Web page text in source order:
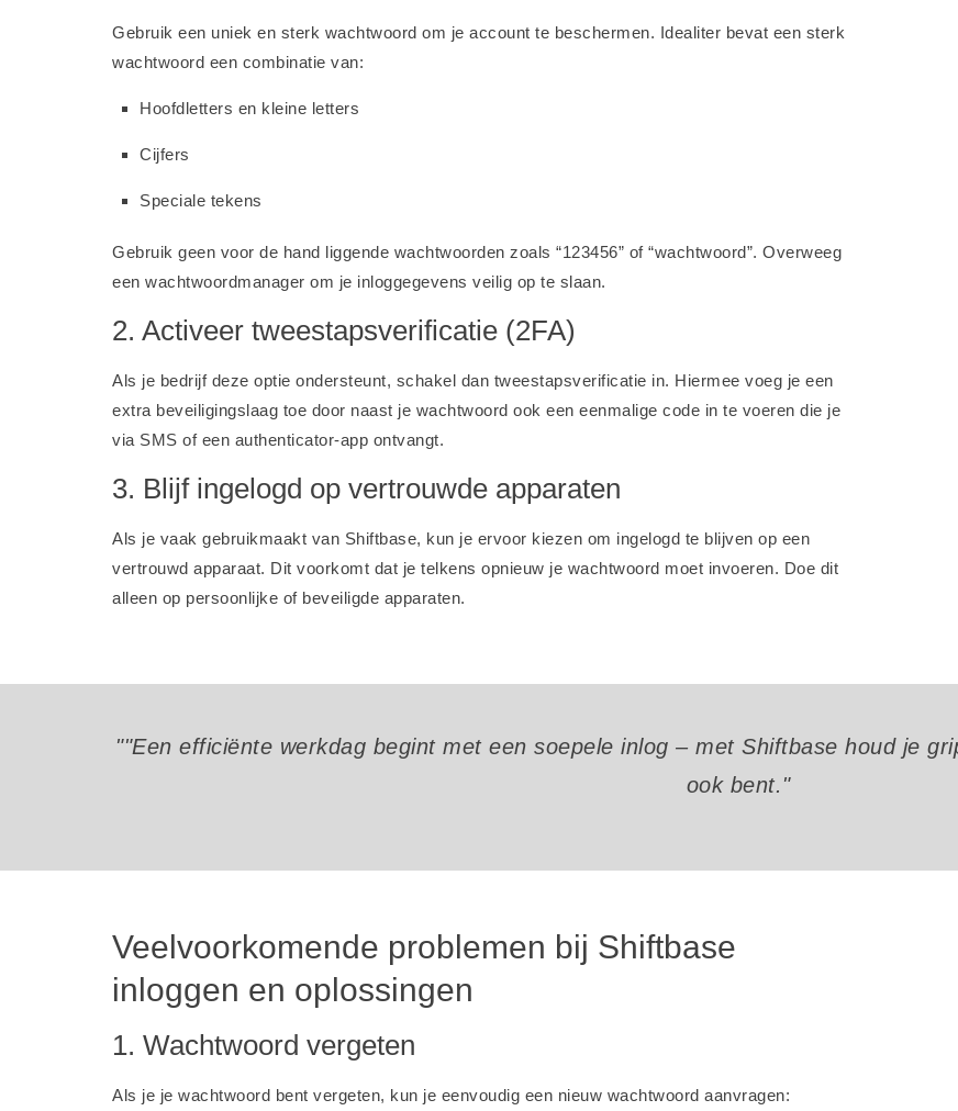
Gebruik een uniek en sterk wachtwoord om je account te beschermen. Idealiter bevat een sterk
wachtwoord een combinatie van:
Hoofdletters en kleine letters
Cijfers
Speciale tekens
Gebruik geen voor de hand liggende wachtwoorden zoals “123456” of “wachtwoord”. Overweeg
een wachtwoordmanager om je inloggegevens veilig op te slaan.
2. Activeer tweestapsverificatie (2FA)
Als je bedrijf deze optie ondersteunt, schakel dan tweestapsverificatie in. Hiermee voeg je een
extra beveiligingslaag toe door naast je wachtwoord ook een eenmalige code in te voeren die je
via SMS of een authenticator-app ontvangt.
3. Blijf ingelogd op vertrouwde apparaten
Als je vaak gebruikmaakt van Shiftbase, kun je ervoor kiezen om ingelogd te blijven op een
vertrouwd apparaat. Dit voorkomt dat je telkens opnieuw je wachtwoord moet invoeren. Doe dit
alleen op persoonlijke of beveiligde apparaten.
""Een efficiënte werkdag begint met een soepele inlog – met Shiftbase houd je
ook bent."
Veelvoorkomende problemen bij Shiftbase
inloggen en oplossingen
1. Wachtwoord vergeten
Als je je wachtwoord bent vergeten, kun je eenvoudig een nieuw wachtwoord aanvragen: